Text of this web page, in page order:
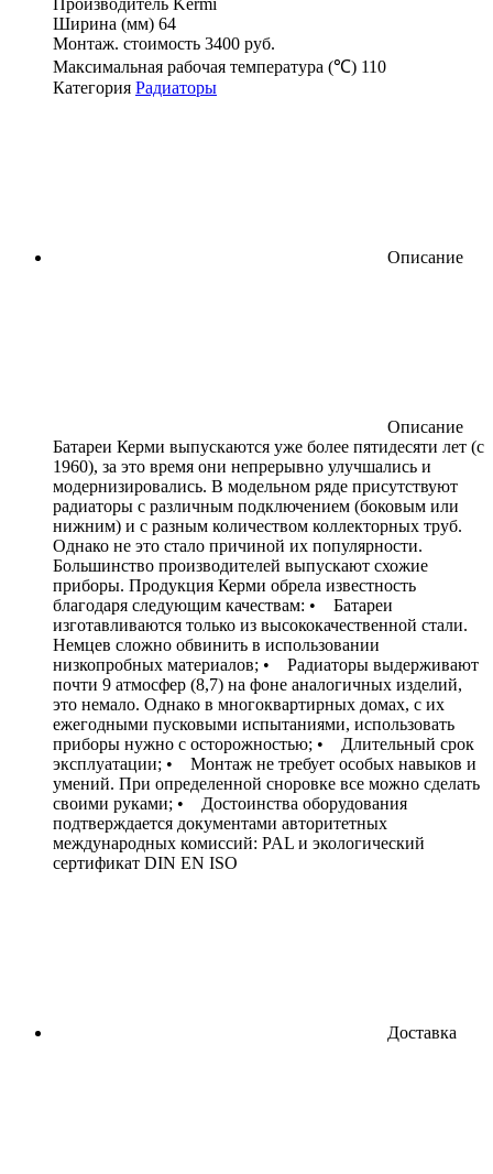
Ширина (мм) 64
Монтаж. стоимость 3400 руб.
Максимальная рабочая температура (℃) 110
Категория Радиаторы
Описание
Описание
Батареи Керми выпускаются уже более пятидесяти лет (с
1960), за это время они непрерывно улучшались и
модернизировались. В модельном ряде присутствуют
радиаторы с различным подключением (боковым или
нижним) и с разным количеством коллекторных труб.
Однако не это стало причиной их популярности.
Большинство производителей выпускают схожие
приборы. Продукция Керми обрела известность
благодаря следующим качествам: • Батареи
изготавливаются только из высококачественной стали.
Немцев сложно обвинить в использовании
низкопробных материалов; • Радиаторы выдерживают
почти 9 атмосфер (8,7) на фоне аналогичных изделий,
это немало. Однако в многоквартирных домах, с их
ежегодными пусковыми испытаниями, использовать
приборы нужно с осторожностью; • Длительный срок
эксплуатации; • Монтаж не требует особых навыков и
умений. При определенной сноровке все можно сделать
своими руками; • Достоинства оборудования
подтверждается документами авторитетных
международных комиссий: PAL и экологический
сертификат DIN EN ISO
Доставка